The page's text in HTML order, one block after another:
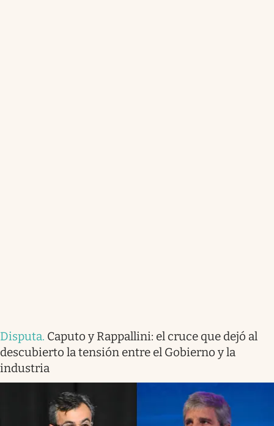
Disputa. Caputo y Rappallini: el cruce que dejó al
descubierto la tensión entre el Gobierno y la
industria